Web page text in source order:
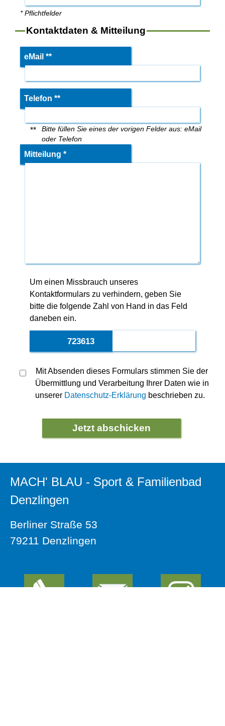
* Pflichtfelder
Kontaktdaten & Mitteilung
eMail **
Telefon **
**
Bitte füllen Sie eines der vorigen Felder aus: eMail
oder Telefon
Mitteilung *
Um einen Missbrauch unseres
Kontaktformulars zu verhindern, geben Sie
bitte die folgende Zahl von Hand in das Feld
daneben ein.
723613950
Mit Absenden dieses Formulars stimmen Sie der
Übermittlung und Verarbeitung Ihrer Daten wie in
unserer Datenschutz-Erklärung beschrieben zu.
MACH' BLAU - Sport & Familienbad
Denzlingen
Berliner Straße 53
79211 Denzlingen